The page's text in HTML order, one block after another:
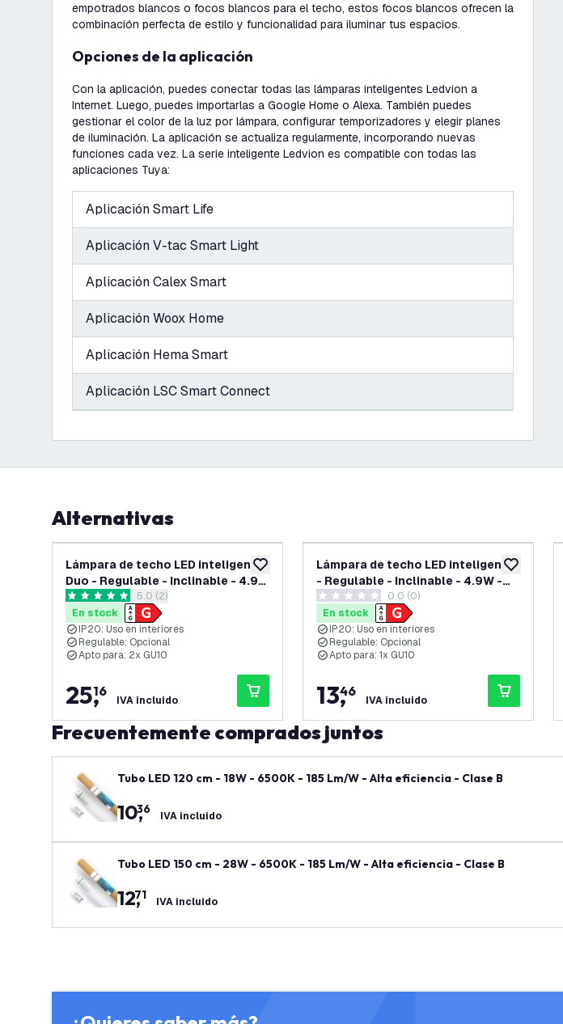
empotrados blancos o focos blancos para el techo, estos focos blancos ofrecen la
combinación perfecta de estilo y funcionalidad para iluminar tus espacios.
Opciones de la aplicación
Con la aplicación, puedes conectar todas las lámparas inteligentes Ledvion a
Internet. Luego, puedes importarlas a Google Home o Alexa. También puedes
gestionar el color de la luz por lámpara, configurar temporizadores y elegir planes
de iluminación. La aplicación se actualiza regularmente, incorporando nuevas
funciones cada vez. La serie inteligente Ledvion es compatible con todas las
aplicaciones Tuya:
Aplicación Smart Life
Aplicación V-tac Smart Light
Aplicación Calex Smart
Aplicación Woox Home
Aplicación Hema Smart
Aplicación LSC Smart Connect
Alternativas
añadir a lista de deseos
Lámpara de techo LED inteligente
Duo - Regulable - Inclinable - 4.9W
- RGB+CCT - Negroabrir el panel de reseñas
5 estrellas de puntuación
5.0 (2)
En stock
IP20: Uso en interiores
Regulable: Opcional
Apto para: 2x GU10
25,
16
IVA incluido
añadir a
Lámpara de techo LED inteligente
- Regulable - Inclinable - 4.9W -
RGB+CCT - Blanco
0 estrellas de puntuación
0.0 (0)
En stock
IP20: Uso en interiores
Regulable: Opcional
Apto para: 1x GU10
13,
46
IVA incluido
Frecuentemente comprados juntos
Tubo LED 120 cm - 18W - 6500K - 185 Lm/W - Alta eficiencia - Clase B
10,
36 IVA incluido
Tubo LED 150 cm - 28W - 6500K - 185 Lm/W - Alta eficiencia - Clase B
12,
71 IVA incluido